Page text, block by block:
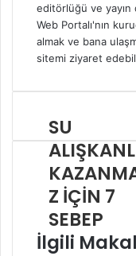
editörlüğü ve yayın
Web Portalı'nın
almak ve bana
sitemi ziyaret
e
i
n
a
SU
Z İÇİN 7
SEBEP
İlgili